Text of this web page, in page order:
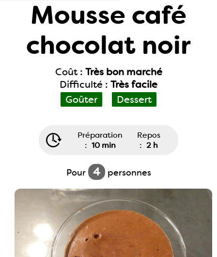
Mousse café
chocolat noir
Coût : Très bon marché
Difficulté : Très facile
Goûter
Dessert
Préparation
: 10 min
Repos
: 2 h
Pour 4 personnes